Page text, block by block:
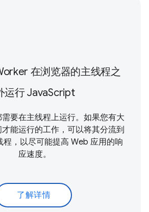
在浏览器的主线程之
运行 JavaScript
要在主线程上运行。如果您有大
能运行的工作，可以将其分流到
，以尽可能提高 Web 应用的响
应速度。
了解详情